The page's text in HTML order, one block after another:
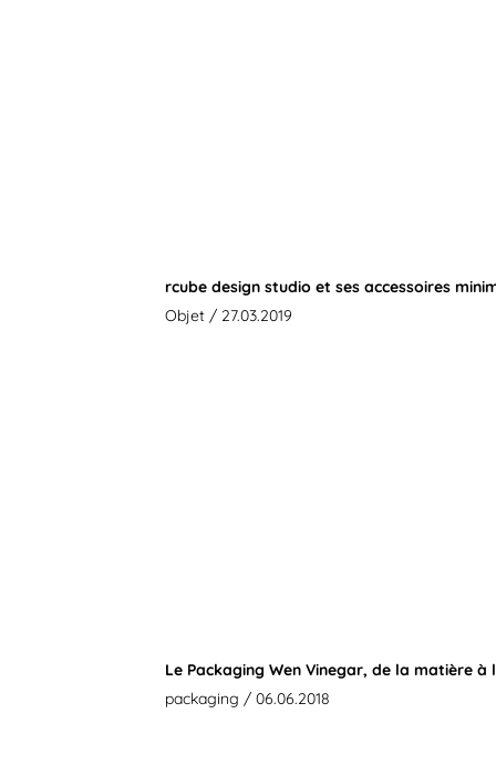
rcube design studio et ses accessoires
Objet / 27.03.2019
Le Packaging Wen Vinegar, de la matière
packaging / 06.06.2018